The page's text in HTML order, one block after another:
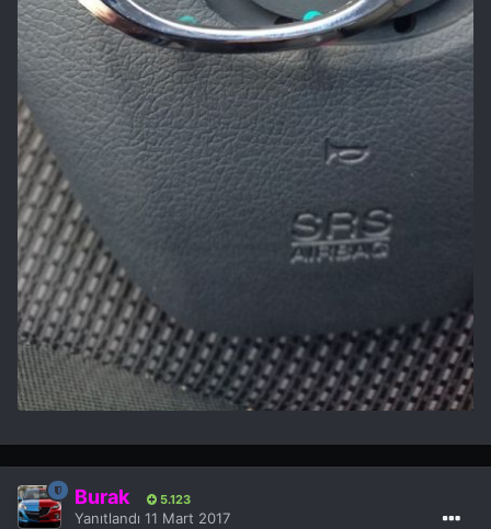
Burak 5.123
Yanıtlandı 11 Mart 2017